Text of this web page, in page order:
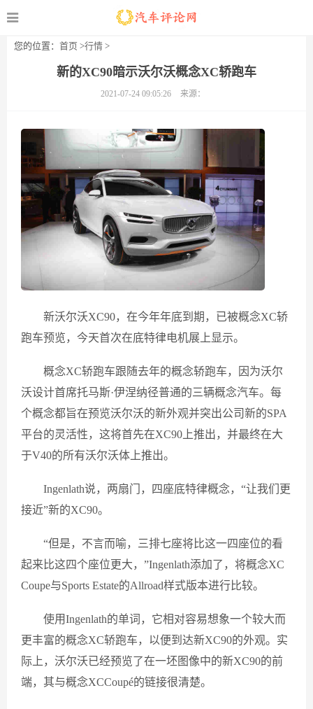
您的位置： 首页 >行情 >
新的XC90暗示沃尔沃概念XC轿跑车
2021-07-24 09:05:26 来源：
新沃尔沃XC90，在今年年底到期，已被概念XC轿
跑车预览，今天首次在底特律电机展上显示。
概念XC轿跑车跟随去年的概念轿跑车，因为沃尔
沃设计首席托马斯·伊涅纳径普通的三辆概念汽车。每
个概念都旨在预览沃尔沃的新外观并突出公司新的SPA
平台的灵活性，这将首先在XC90上推出，并最终在大
于V40的所有沃尔沃体上推出。
Ingenlath说，两扇门，四座底特律概念，“让我们更
接近”新的XC90。
“但是，不言而喻，三排七座将比这一四座位的看
起来比这四个座位更大，”Ingenlath添加了，将概念XC
Coupe与Sports Estate的Allroad样式版本进行比较。
使用Ingenlath的单词，它相对容易想象一个较大而
更丰富的概念XC轿跑车，以便到达新XC90的外观。实
际上，沃尔沃已经预览了在一坯图像中的新XC90的前
端，其与概念XCCoupé的链接很清楚。